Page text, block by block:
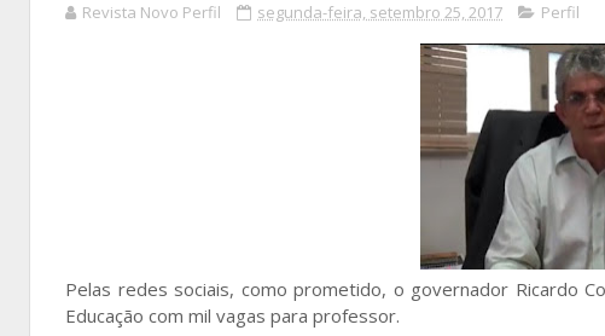
Revista Novo Perfil segunda-feira, setembro 25, 2017 Perfil
Pelas redes sociais, como prometido, o governador Ricardo
Educação com mil vagas para professor.